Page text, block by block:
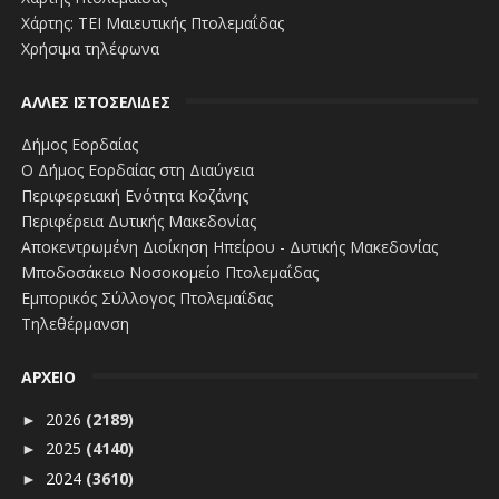
Συναγερμός στην ΕΛ.ΑΣ. από τις επιθέσεις στη
Γαλλία – Μέτρα σε γαλλικούς στόχους
των ηγετών της ΕΕ για τη δίκαιη διανομή του
εμβολίου, όταν είναι διαθέσιμο
Χάρτης: ΤΕΙ Μαιευτικής Πτολεμαΐδας
Χρήσιμα τηλέφωνα
ΑΛΛΕΣ ΙΣΤΟΣΕΛΙΔΕΣ
Δήμος Εορδαίας
Ο Δήμος Εορδαίας στη Διαύγεια
Περιφερειακή Ενότητα Κοζάνης
Περιφέρεια Δυτικής Μακεδονίας
Αποκεντρωμένη Διοίκηση Ηπείρου - Δυτικής Μακεδονίας
Μποδοσάκειο Νοσοκομείο Πτολεμαΐδας
Εμπορικός Σύλλογος Πτολεμαΐδας
Τηλεθέρμανση
ΑΡΧΕΙΟ
► 2026 (2189)
► 2025 (4140)
► 2024 (3610)